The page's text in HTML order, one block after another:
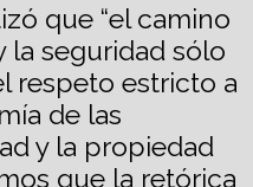
que “el camino
la seguridad sólo
respeto estricto a
de las
y la propiedad
que la retórica